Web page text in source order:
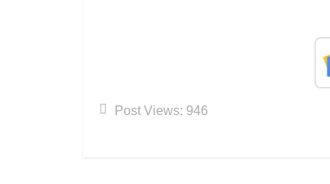
Post Views: 946